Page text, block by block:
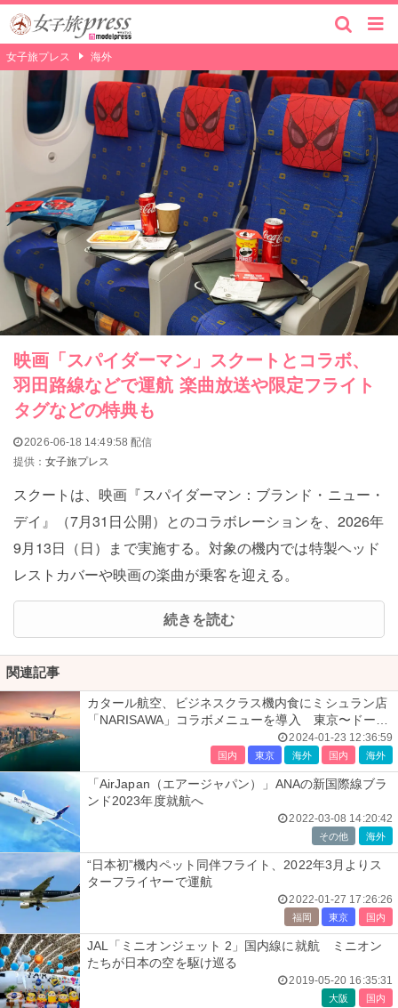
女子旅プレス 海外
映画「スパイダーマン」スクートとコラボ、
羽田路線などで運航 楽曲放送や限定フライト
タグなどの特典も
2026-06-18 14:49:58 配信
提供：女子旅プレス
スクートは、映画『スパイダーマン：ブランド・ニュー・
デイ』（7月31日公開）とのコラボレーションを、2026年
9月13日（日）まで実施する。対象の機内では特製ヘッド
レストカバーや映画の楽曲が乗客を迎える。
続きを読む
関連記事
カタール航空、ビジネスクラス機内食にミシュラン店
「NARISAWA」コラボメニューを導入 東京〜ドーハ
2024-01-23 12:36:59
国内 東京 海外 国内 海外
「AirJapan（エアージャパン）」ANAの新国際線ブラ
ンド2023年度就航へ
2022-03-08 14:20:42
その他 海外
“日本初”機内ペット同伴フライト、2022年3月よりス
ターフライヤーで運航
2022-01-27 17:26:26
福岡 東京 国内
JAL「ミニオンジェット 2」国内線に就航 ミニオン
たちが日本の空を駆け巡る
2019-05-20 16:35:31
大阪 国内